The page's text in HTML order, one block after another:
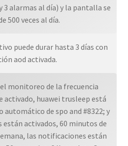
3 alarmas al día) y la pantalla se
500 veces al día.
puede durar hasta 3 días con
aod activada.
monitoreo de la frecuencia
activado, huawei trusleep está
de spo and #8322; y
están activados, 60 minutos de
las notificaciones están